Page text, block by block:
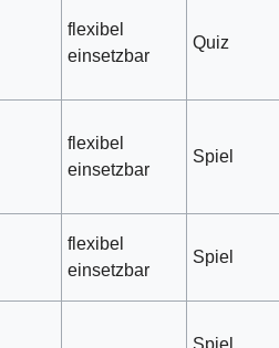
flexibel
einsetzbar
Quiz
flexibel
einsetzbar
Spiel
flexibel
einsetzbar
Spiel